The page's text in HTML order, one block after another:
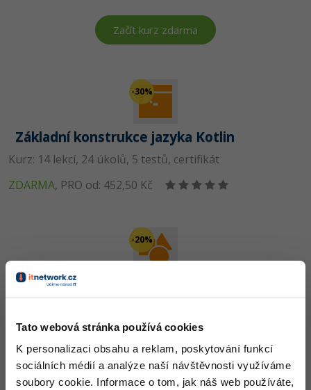
Tato webová stránka používá cookies
K personalizaci obsahu a reklam, poskytování funkcí
sociálních médií a analýze naší návštěvnosti využíváme
soubory cookie. Informace o tom, jak náš web používáte,
Začít kurz zdarma
-30%
Základní konstrukce jazyka Kotlin
Kurz: 14 lekcí, 24 úkolů, 5 testů, certifikát
ZDARMA, PRO od: 452,50 Kč
-20%
Objektově orientované programování v
Kotlin
Kurz: 24 lekcí, 21 úkolů, 5 testů, certifikát
ZDARMA,PRO od: 645 Kč